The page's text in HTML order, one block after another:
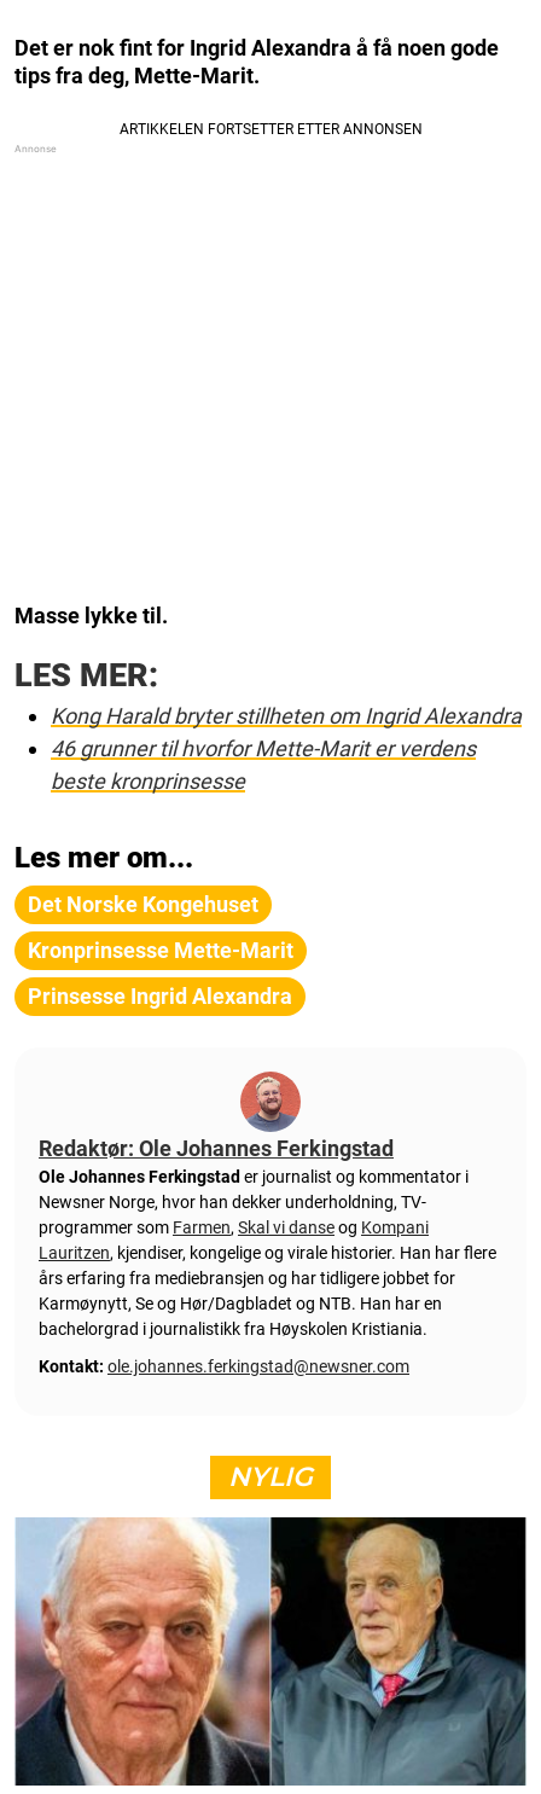
Det er nok fint for Ingrid Alexandra å få noen gode
tips fra deg, Mette-Marit.
Masse lykke til.
LES MER:
Kong Harald bryter stillheten om Ingrid Alexandra
46 grunner til hvorfor Mette-Marit er verdens
beste kronprinsesse
Les mer om...
Det Norske Kongehuset
Kronprinsesse Mette-Marit
Prinsesse Ingrid Alexandra
Redaktør: Ole Johannes Ferkingstad
Ole Johannes Ferkingstad er journalist og kommentator i
Newsner Norge, hvor han dekker underholdning, TV-
programmer som Farmen, Skal vi danseog Kompani
Lauritzen, kjendiser, kongelige og virale historier. Han har flere
års erfaring fra mediebransjen og har tidligere jobbet for
Karmøynytt, Se og Hør/Dagbladet og NTB. Han har en
bachelorgrad i journalistikk fra Høyskolen Kristiania.
Kontakt: ole.johannes.ferkingstad@newsner.com
NYLIG